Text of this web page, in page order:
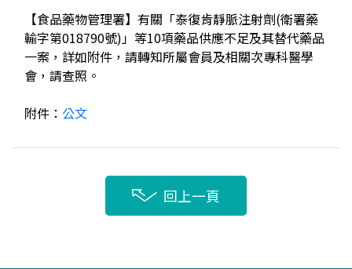
【食品藥物管理署】有關「泰復肯靜脈注射劑(衛署藥
輸字第018790號)」等10項藥品供應不足及其替代藥品
一案，詳如附件，請轉知所屬會員及相關次專科醫學
會，請查照。
附件： 公文
回上一頁